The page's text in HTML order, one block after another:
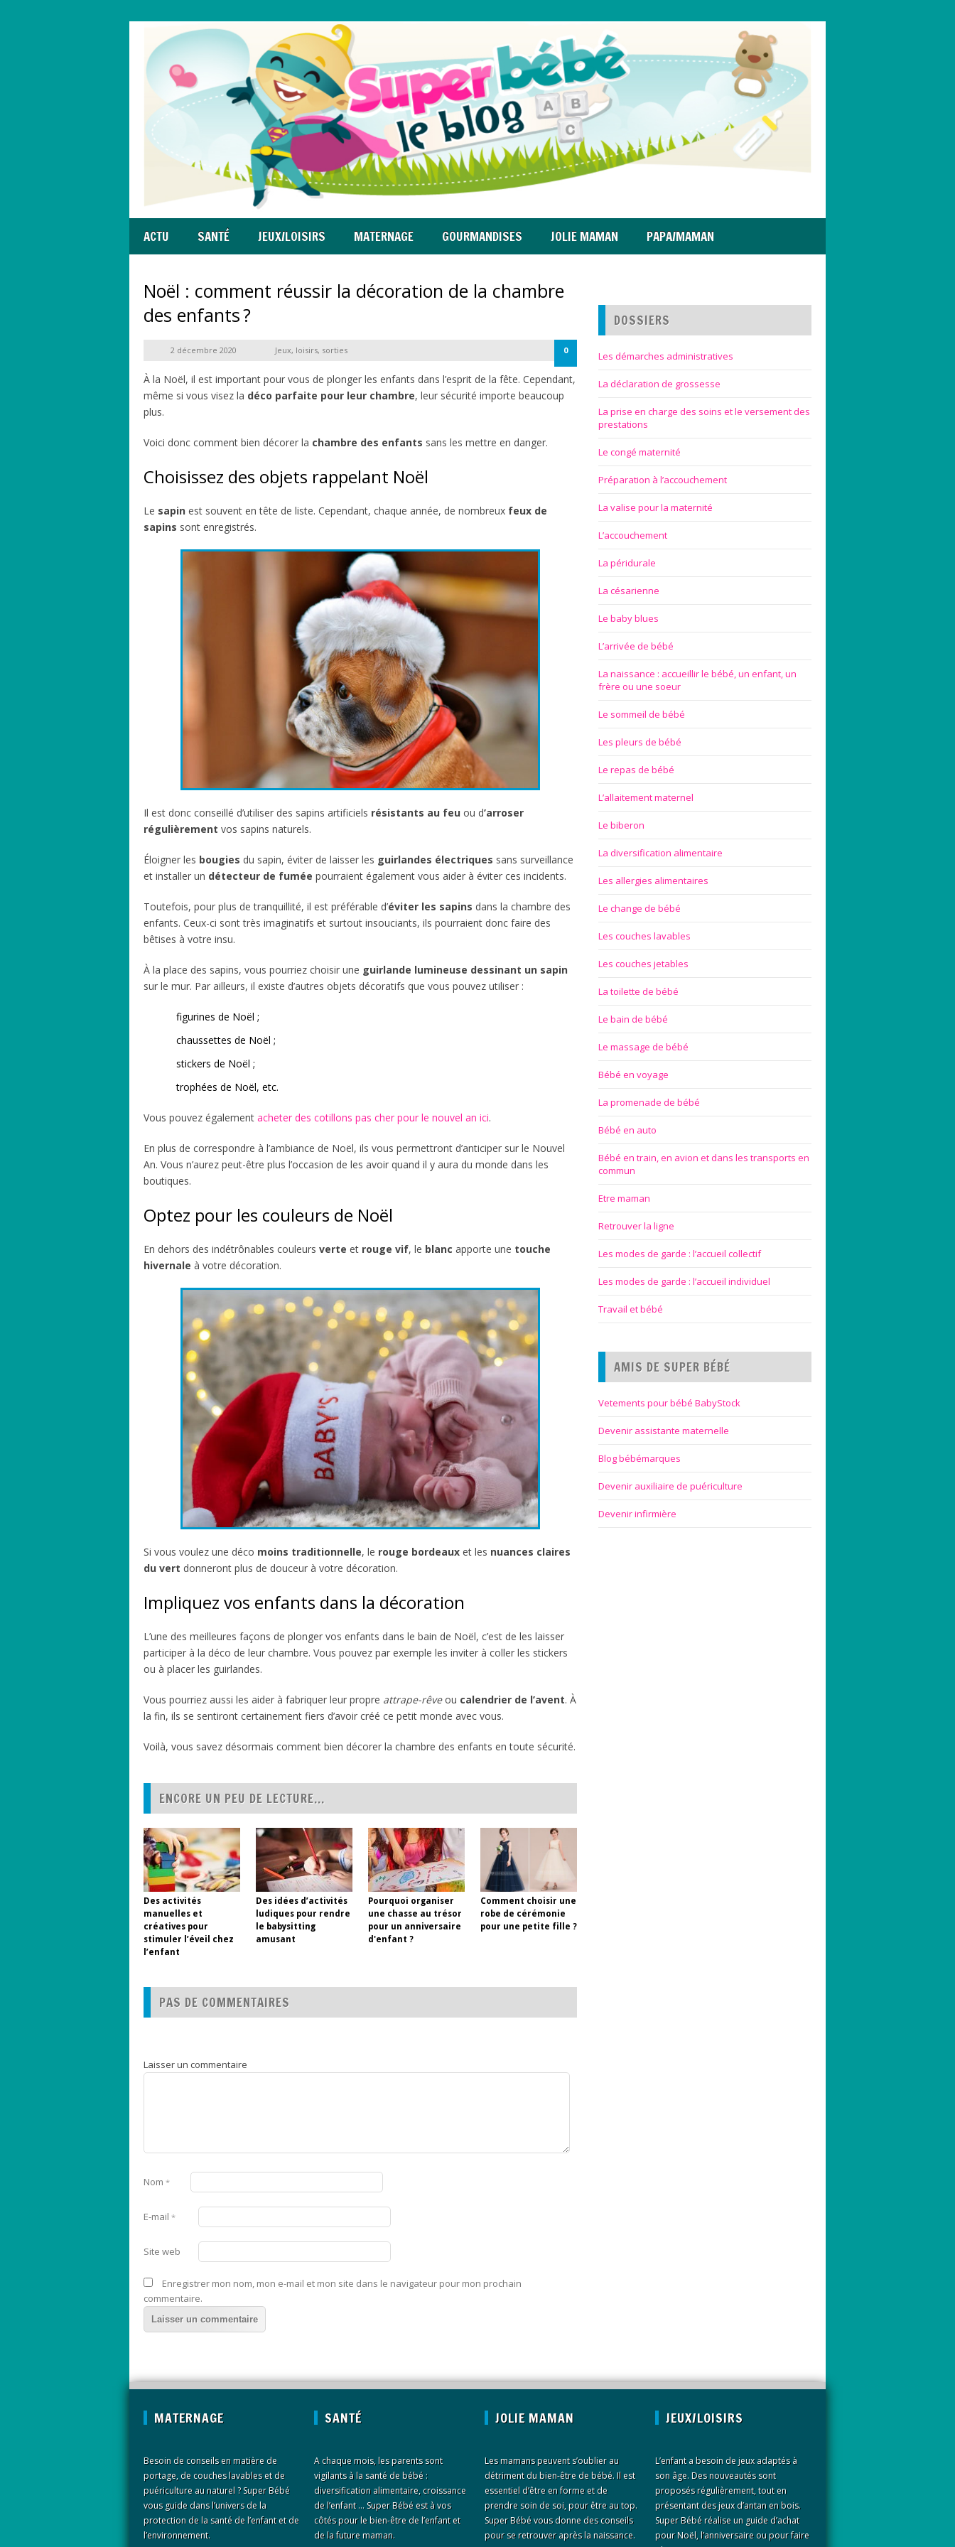
ACTU SANTÉ JEUX/LOISIRS MATERNAGE GOURMANDISES JOLIE MAMAN PAPA/MAMAN
Noël : comment réussir la décoration de la chambre
des enfants ?
2 décembre 2020 Jeux, loisirs, sorties 0
À la Noël, il est important pour vous de plonger les enfants dans l’esprit de la fête. Cependant,
même si vous visez la déco parfaite pour leur chambre, leur sécurité importe beaucoup
plus.
Voici donc comment bien décorer la chambre des enfants sans les mettre en danger.
Choisissez des objets rappelant Noël
Le sapin est souvent en tête de liste. Cependant, chaque année, de nombreux feux de
sapins sont enregistrés.
Il est donc conseillé d’utiliser des sapins artificiels résistants au feu ou d’arroser
régulièrement vos sapins naturels.
Éloigner les bougies du sapin, éviter de laisser les guirlandes électriques sans surveillance
et installer un détecteur de fumée pourraient également vous aider à éviter ces incidents.
Toutefois, pour plus de tranquillité, il est préférable d’éviter les sapins dans la chambre des
enfants. Ceux-ci sont très imaginatifs et surtout insouciants, ils pourraient donc faire des
bêtises à votre insu.
À la place des sapins, vous pourriez choisir une guirlande lumineuse dessinant un sapin
sur le mur. Par ailleurs, il existe d’autres objets décoratifs que vous pouvez utiliser :
figurines de Noël ;
chaussettes de Noël ;
stickers de Noël ;
trophées de Noël, etc.
Vous pouvez également acheter des cotillons pas cher pour le nouvel an ici.
En plus de correspondre à l’ambiance de Noël, ils vous permettront d’anticiper sur le Nouvel
An. Vous n’aurez peut-être plus l’occasion de les avoir quand il y aura du monde dans les
boutiques.
Optez pour les couleurs de Noël
En dehors des indétrônables couleurs verte et rouge vif, le blanc apporte une touche
hivernale à votre décoration.
Si vous voulez une déco moins traditionnelle, le rouge bordeaux et les nuances claires
du vert donneront plus de douceur à votre décoration.
Impliquez vos enfants dans la décoration
L’une des meilleures façons de plonger vos enfants dans le bain de Noël, c’est de les laisser
participer à la déco de leur chambre. Vous pouvez par exemple les inviter à coller les stickers
ou à placer les guirlandes.
Vous pourriez aussi les aider à fabriquer leur propre attrape-rêveou calendrier de l’avent. À
la fin, ils se sentiront certainement fiers d’avoir créé ce petit monde avec vous.
Voilà, vous savez désormais comment bien décorer la chambre des enfants en toute sécurité.
ENCORE UN PEU DE LECTURE...
Des activités
manuelles et
créatives pour
stimuler l’éveil chez
l’enfant
Des idées d’activités
ludiques pour rendre
le babysitting
amusant
Pourquoi organiser
une chasse au trésor
pour un anniversaire
d'enfant ?
Comment choisir une
robe de cérémonie
pour une petite fille ?
PAS DE COMMENTAIRES
Laisser un commentaire
Nom *
E-mail *
Site web
Enregistrer mon nom, mon e-mail et mon site dans le navigateur pour mon prochain
commentaire.
DOSSIERS
Les démarches administratives
La déclaration de grossesse
La prise en charge des soins et le versement des
prestations
Le congé maternité
Préparation à l’accouchement
La valise pour la maternité
L’accouchement
La péridurale
La césarienne
Le baby blues
L’arrivée de bébé
La naissance : accueillir le bébé, un enfant, un
frère ou une soeur
Le sommeil de bébé
Les pleurs de bébé
Le repas de bébé
L’allaitement maternel
Le biberon
La diversification alimentaire
Les allergies alimentaires
Le change de bébé
Les couches lavables
Les couches jetables
La toilette de bébé
Le bain de bébé
Le massage de bébé
Bébé en voyage
La promenade de bébé
Bébé en auto
Bébé en train, en avion et dans les transports en
commun
Etre maman
Retrouver la ligne
Les modes de garde : l’accueil collectif
Les modes de garde : l’accueil individuel
Travail et bébé
AMIS DE SUPER BÉBÉ
Vetements pour bébé BabyStock
Devenir assistante maternelle
Blog bébémarques
Devenir auxiliaire de puériculture
Devenir infirmière
MATERNAGE
Besoin de conseils en matière de
portage, de couches lavables et de
puériculture au naturel ? Super Bébé
vous guide dans l’univers de la
protection de la santé de l’enfant et de
l’environnement.
SANTÉ
A chaque mois, les parents sont
vigilants à la santé de bébé :
diversification alimentaire, croissance
de l’enfant … Super Bébé est à vos
côtés pour le bien-être de l’enfant et
de la future maman.
JOLIE MAMAN
Les mamans peuvent s’oublier au
détriment du bien-être de bébé. Il est
essentiel d’être en forme et de
prendre soin de soi, pour être au top.
Super Bébé vous donne des conseils
pour se retrouver après la naissance.
JEUX/LOISIRS
L’enfant a besoin de jeux adaptés à
son âge. Des nouveautés sont
proposés régulièrement, tout en
présentant des jeux d’antan en bois.
Super Bébé réalise un guide d’achat
pour Noël, l’anniversaire ou pour faire